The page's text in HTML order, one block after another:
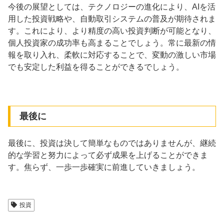
今後の展望としては、テクノロジーの進化により、AIを活
用した投資戦略や、自動取引システムの普及が期待されま
す。これにより、より精度の高い投資判断が可能となり、
個人投資家の成功率も高まることでしょう。常に最新の情
報を取り入れ、柔軟に対応することで、変動の激しい市場
でも安定した利益を得ることができるでしょう。
最後に
最後に、投資は決して簡単なものではありませんが、継続
的な学習と努力によって必ず成果を上げることができま
す。焦らず、一歩一歩確実に前進していきましょう。
投資